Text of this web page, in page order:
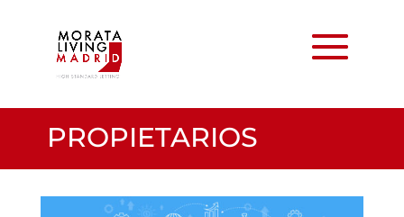
PROPIETARIOS